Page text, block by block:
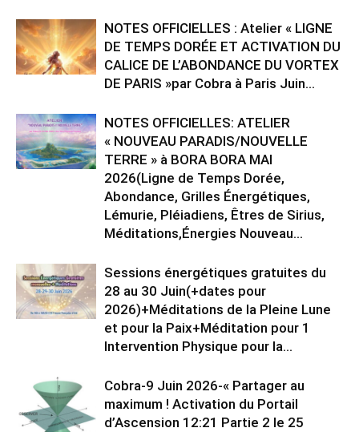
NOTES OFFICIELLES : Atelier « LIGNE
DE TEMPS DORÉE ET ACTIVATION DU
CALICE DE L’ABONDANCE DU VORTEX
DE PARIS »par Cobra à Paris Juin...
NOTES OFFICIELLES: ATELIER
« NOUVEAU PARADIS/NOUVELLE
TERRE » à BORA BORA MAI
2026(Ligne de Temps Dorée,
Abondance, Grilles Énergétiques,
Lémurie, Pléiadiens, Êtres de Sirius,
Méditations,Énergies Nouveau...
Sessions énergétiques gratuites du
28 au 30 Juin(+dates pour
2026)+Méditations de la Pleine Lune
et pour la Paix+Méditation pour 1
Intervention Physique pour la...
Cobra-9 Juin 2026-« Partager au
maximum ! Activation du Portail
d’Ascension 12:21 Partie 2 le 25